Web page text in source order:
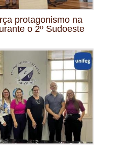
protagonismo na
o 2º Sudoeste